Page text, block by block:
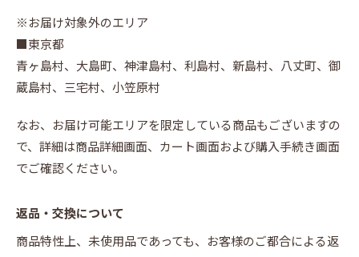
※お届け対象外のエリア
■東京都
青ヶ島村、大島町、神津島村、利島村、新島村、八丈町、御
蔵島村、三宅村、小笠原村
なお、お届け可能エリアを限定している商品もございますの
で、詳細は商品詳細画面、カート画面および購入手続き画面
でご確認ください。
返品・交換について
商品特性上、未使用品であっても、お客様のご都合による返